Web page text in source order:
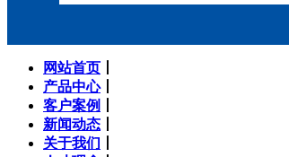
网站首页
产品中心丨
客户案例
新闻动态
关于我们